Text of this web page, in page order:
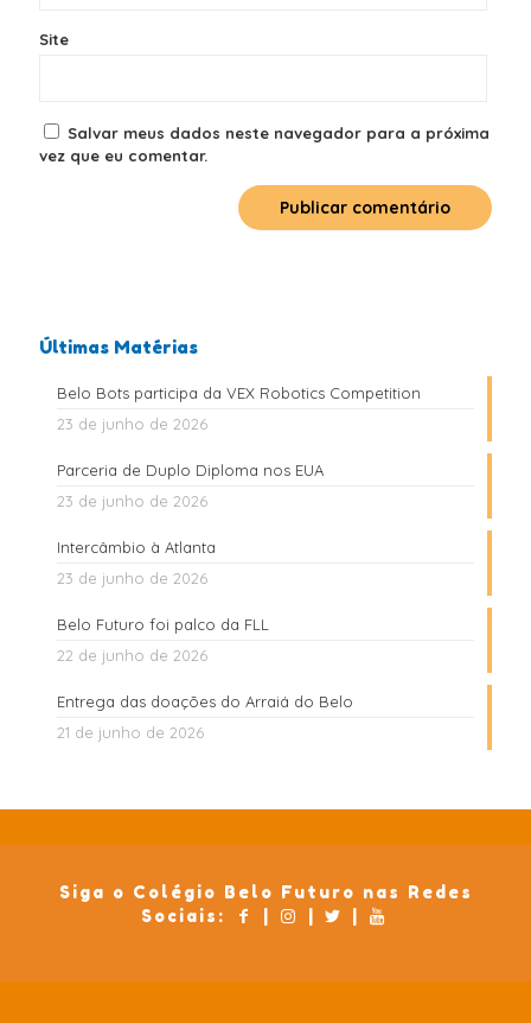
Site
Salvar meus dados neste navegador para a próxima
vez que eu comentar.
Últimas Matérias
Belo Bots participa da VEX Robotics Competition
23 de junho de 2026
Parceria de Duplo Diploma nos EUA
23 de junho de 2026
Intercâmbio à Atlanta
23 de junho de 2026
Belo Futuro foi palco da FLL
22 de junho de 2026
Entrega das doações do Arraiá do Belo
21 de junho de 2026
Siga o Colégio Belo Futuro nas Redes
Sociais:
| | |